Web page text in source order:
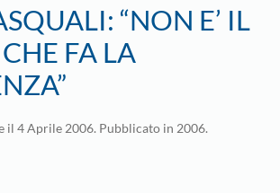
“NON E’ IL
FA LA
il 4 Aprile 2006. Pubblicato in 2006.